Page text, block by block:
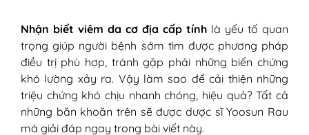
trẻ em và người lớn
1. Triệu chứng viêm da cơ địa cấp tính
ở trẻ sơ sinh và nhũ nhi
2. Triệu chứng viêm da cơ địa cấp
tính ở trẻ em
3. Triệu chứng viêm da cơ địa cấp tính
ở người trưởng thành
Nhận biết viêm da cơ địa cấp tính là yếu tố quan
trọng giúp người bệnh sớm tìm được phương pháp
điều trị phù hợp, tránh gặp phải những biến chứng
khó lường xảy ra. Vậy làm sao để cải thiện những
triệu chứng khó chịu nhanh chóng, hiệu quả? Tất cả
những băn khoăn trên sẽ được dược sĩ Yoosun Rau
má giải đáp ngay trong bài viết này.